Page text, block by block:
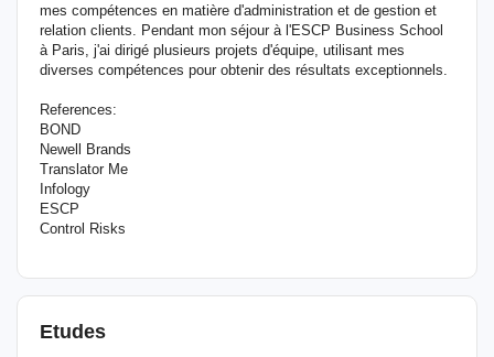
mes compétences en matière d'administration et de gestion et
relation clients. Pendant mon séjour à l'ESCP Business School
à Paris, j'ai dirigé plusieurs projets d'équipe, utilisant mes
diverses compétences pour obtenir des résultats exceptionnels.
References:
BOND
Newell Brands
Translator Me
Infology
ESCP
Control Risks
Etudes